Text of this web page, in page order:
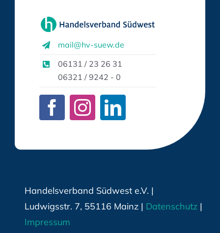
mail@hv-suew.de
06131 / 23 26 31
06321 / 9242 - 0
Handelsverband Südwest e.V. |
Ludwigsstr. 7, 55116 Mainz | Datenschutz|
Impressum